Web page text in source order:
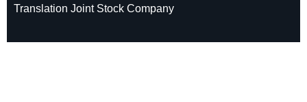
Translation Joint Stock Company